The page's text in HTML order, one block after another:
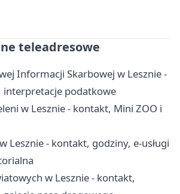
teleadresowe
Informacji Skarbowej w Lesznie -
interpretacje podatkowe
w Lesznie - kontakt, Mini ZOO i
Lesznie - kontakt, godziny, e-usługi
w Lesznie - kontakt,